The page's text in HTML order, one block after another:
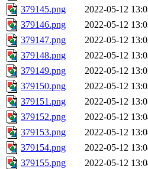
379145.png
2022-05-12
379146.png
2022-05-12
379147.png
2022-05-12
379148.png
2022-05-12
379149.png
2022-05-12
379150.png
2022-05-12
379151.png
2022-05-12
379152.png
2022-05-12
379153.png
2022-05-12
379154.png
2022-05-12
379155.png
2022-05-12